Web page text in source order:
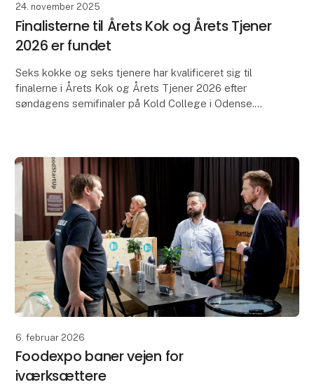
24. november 2025
Finalisterne til Årets Kok og Årets Tjener
2026 er fundet
Seks kokke og seks tjenere har kvalificeret sig til
finalerne i Årets Kok og Årets Tjener 2026 efter
søndagens semifinaler på Kold College i Odense.
6. februar 2026
Foodexpo baner vejen for
iværksættere